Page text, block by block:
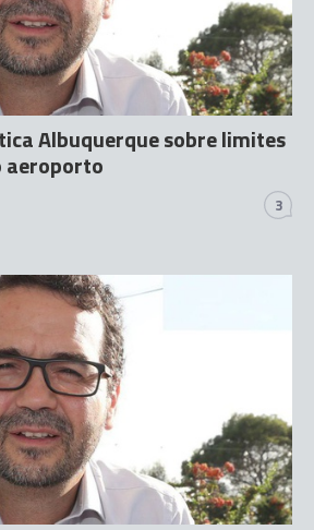
Albuquerque sobre limites
aeroporto
3